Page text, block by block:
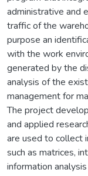
administrative and
traffic of the
purpose an
with the work
generated by the
analysis of the
management for
The project
and applied
are used to collect
such as matrices,
information